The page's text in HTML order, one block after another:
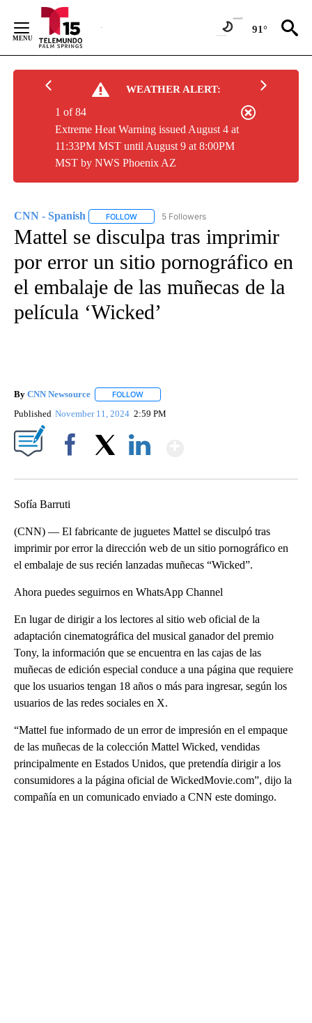
Content
91°
WEATHER ALERT:
Extreme Heat Warning issued August 4 at
11:33PM MST until August 9 at 8:00PM
MST by NWS Phoenix AZ
1 of 84
CNN - Spanish FOLLOW FOLLOW "CNN - SPANISH" TO RECEIVE
5 Followers
Mattel se disculpa tras imprimir
por error un sitio pornográfico en
el embalaje de las muñecas de la
película ‘Wicked’
By CNN Newsource FOLLOW
Published November 11, 2024 2:59 PM
Sofía Barruti
(CNN) — El fabricante de juguetes Mattel se disculpó tras
imprimir por error la dirección web de un sitio pornográfico en
el embalaje de sus recién lanzadas muñecas “Wicked”.
Ahora puedes seguirnos en WhatsApp Channel
En lugar de dirigir a los lectores al sitio web oficial de la
adaptación cinematográfica del musical ganador del premio
Tony, la información que se encuentra en las cajas de las
muñecas de edición especial conduce a una página que requiere
que los usuarios tengan 18 años o más para ingresar, según los
usuarios de las redes sociales en X.
“Mattel fue informado de un error de impresión en el empaque
de las muñecas de la colección Mattel Wicked, vendidas
principalmente en Estados Unidos, que pretendía dirigir a los
consumidores a la página oficial de WickedMovie.com”, dijo la
compañía en un comunicado enviado a CNN este domingo.